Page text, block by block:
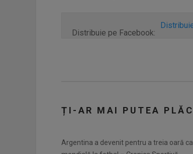
Distribuie pe Facebook:
ȚI-AR MAI PUTEA
Argentina a devenit pentru a treia oară